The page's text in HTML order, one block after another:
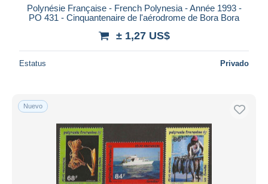
Polynésie Française - French Polynesia - Année 1993 -
PO 431 - Cinquantenaire de l'aérodrome de Bora Bora
± 1,27 US$
Estatus Privado
Nuevo